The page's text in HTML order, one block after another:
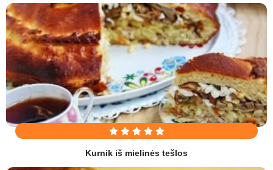
Kurnik iš mielinės tešlos